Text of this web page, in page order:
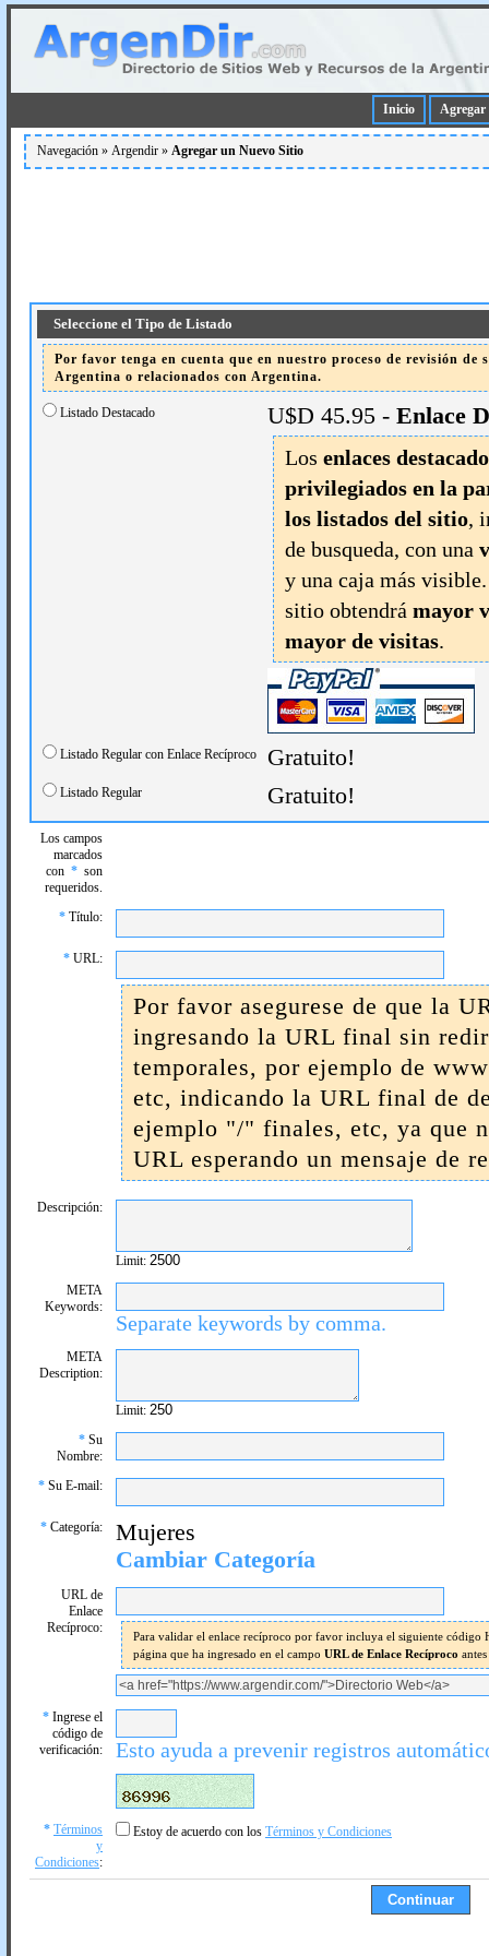
Inicio Agregar
Navegación » Argendir » Agregar un Nuevo Sitio
Seleccione el Tipo de Listado
Por favor tenga en cuenta que en nuestro proceso de revisión de
Argentina o relacionados con Argentina.
Listado Destacado U$D 45.95 - Enlace
Los enlaces
privilegiados en la
los listados del sitio,
de busqueda, con una
y una caja más
sitio obtendrá mayor
mayor de visitas.
Listado Regular con Enlace Recíproco Gratuito!
Listado Regular Gratuito!
Los campos
marcados
con * son
requeridos.
* Título:
* URL:
Por favor asegurese de que la
ingresando la URL final sin
temporales, por ejemplo de
etc, indicando la URL final de
ejemplo "/" finales, etc, ya que
URL esperando un mensaje de
Descripción:
Limit:
META
Keywords:
Separate keywords by comma.
META
Description:
Limit:
* Su
Nombre:
* Su E-mail:
* Categoría:
Mujeres
Cambiar Categoría
URL de
Enlace
Recíproco:
Para validar el enlace recíproco por favor incluya el siguiente código
página que ha ingresado en el campo URL de Enlace Recíproco
* Ingrese el
código de
verificación:
Esto ayuda a prevenir registros
* Términos
y
Condiciones:
Estoy de acuerdo con los Términos y Condiciones